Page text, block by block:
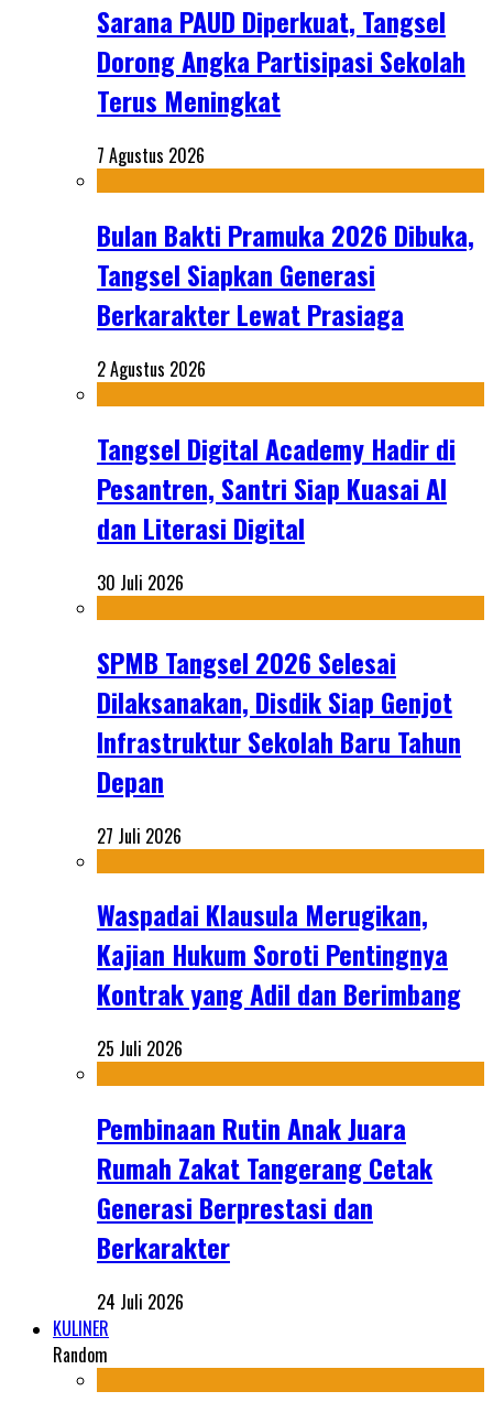
Sarana PAUD Diperkuat, Tangsel
Dorong Angka Partisipasi Sekolah
Terus Meningkat
7 Agustus 2026
Bulan Bakti Pramuka 2026 Dibuka,
Tangsel Siapkan Generasi
Berkarakter Lewat Prasiaga
2 Agustus 2026
Tangsel Digital Academy Hadir di
Pesantren, Santri Siap Kuasai AI
dan Literasi Digital
30 Juli 2026
SPMB Tangsel 2026 Selesai
Dilaksanakan, Disdik Siap Genjot
Infrastruktur Sekolah Baru Tahun
Depan
27 Juli 2026
Waspadai Klausula Merugikan,
Kajian Hukum Soroti Pentingnya
Kontrak yang Adil dan Berimbang
25 Juli 2026
Pembinaan Rutin Anak Juara
Rumah Zakat Tangerang Cetak
Generasi Berprestasi dan
Berkarakter
24 Juli 2026
KULINER
Random